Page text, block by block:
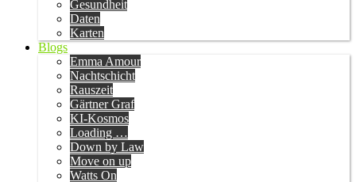
Gesundheit
Daten
Karten
Blogs
Emma Amour
Nachtschicht
Rauszeit
Gärtner Graf
KI-Kosmos
Loading …
Down by Law
Move on up
Watts On